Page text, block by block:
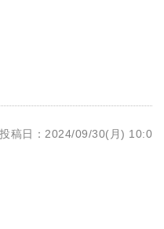
投稿日：2024/09/30(月) 10:0